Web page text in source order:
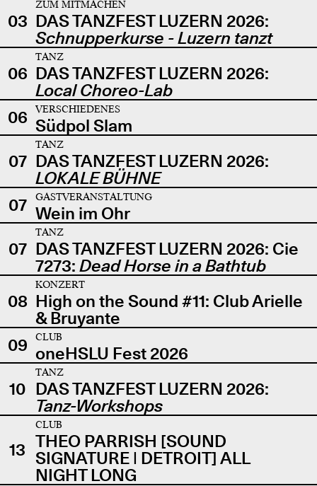
03
ZUM MITMACHEN
DAS TANZFEST LUZERN 2026:
Schnupperkurse - Luzern tanzt
06
TANZ
DAS TANZFEST LUZERN 2026:
Local Choreo-Lab
06
VERSCHIEDENES
Südpol Slam
07
TANZ
DAS TANZFEST LUZERN 2026:
LOKALE BÜHNE
07
GASTVERANSTALTUNG
Wein im Ohr
07
TANZ
DAS TANZFEST LUZERN 2026: Cie
7273: Dead Horse in a Bathtub
08
KONZERT
High on the Sound #11: Club Arielle
& Bruyante
09
CLUB
oneHSLU Fest 2026
10
TANZ
DAS TANZFEST LUZERN 2026:
Tanz-Workshops
13
CLUB
THEO PARRISH [SOUND
SIGNATURE | DETROIT] ALL
NIGHT LONG